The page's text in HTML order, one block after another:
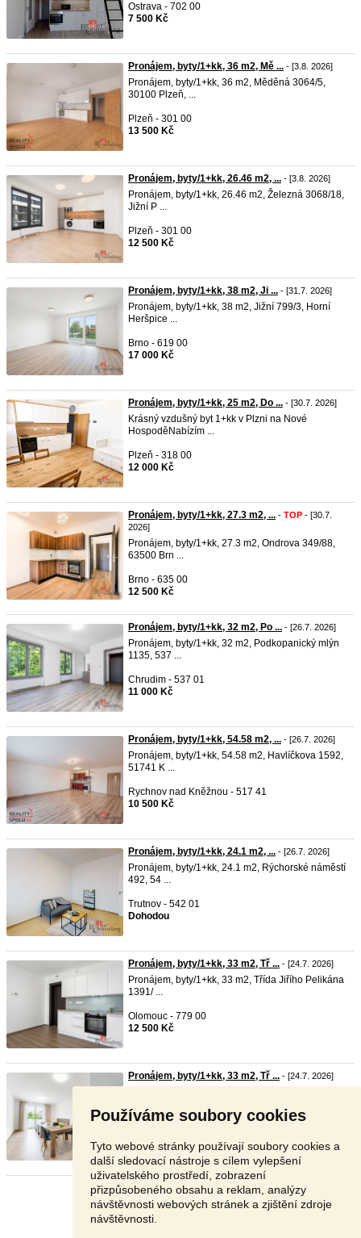
Používáme soubory cookies
Tyto webové stránky používají soubory cookies a
další sledovací nástroje s cílem vylepšení
uživatelského prostředí, zobrazení
přizpůsobeného obsahu a reklam, analýzy
návštěvnosti webových stránek a zjištění zdroje
návštěvnosti.
Ostrava - 702 00
7 500 Kč
Pronájem, byty/1+kk, 36 m2, Mě ... - [3.8. 2026]
Pronájem, byty/1+kk, 36 m2, Měděná 3064/5,
30100 Plzeň, ...
Plzeň - 301 00
13 500 Kč
Pronájem, byty/1+kk, 26.46 m2, ... - [3.8. 2026]
Pronájem, byty/1+kk, 26.46 m2, Železná 3068/18,
Jižní P ...
Plzeň - 301 00
12 500 Kč
Pronájem, byty/1+kk, 38 m2, Ji ... - [31.7. 2026]
Pronájem, byty/1+kk, 38 m2, Jižní 799/3, Horní
Heršpice ...
Brno - 619 00
17 000 Kč
Pronájem, byty/1+kk, 25 m2, Do ... - [30.7. 2026]
Krásný vzdušný byt 1+kk v Plzni na Nové
HospoděNabízím ...
Plzeň - 318 00
12 000 Kč
Pronájem, byty/1+kk, 27.3 m2, ... - TOP - [30.7.
2026]
Pronájem, byty/1+kk, 27.3 m2, Ondrova 349/88,
63500 Brn ...
Brno - 635 00
12 500 Kč
Pronájem, byty/1+kk, 32 m2, Po ... - [26.7. 2026]
Pronájem, byty/1+kk, 32 m2, Podkopanický mlýn
1135, 537 ...
Chrudim - 537 01
11 000 Kč
Pronájem, byty/1+kk, 54.58 m2, ... - [26.7. 2026]
Pronájem, byty/1+kk, 54.58 m2, Havlíčkova 1592,
51741 K ...
Rychnov nad Kněžnou - 517 41
10 500 Kč
Pronájem, byty/1+kk, 24.1 m2, ... - [26.7. 2026]
Pronájem, byty/1+kk, 24.1 m2, Rýchorské náměstí
492, 54 ...
Trutnov - 542 01
Dohodou
Pronájem, byty/1+kk, 33 m2, Tř ... - [24.7. 2026]
Pronájem, byty/1+kk, 33 m2, Třída Jiřího Pelikána
1391/ ...
Olomouc - 779 00
12 500 Kč
Pronájem, byty/1+kk, 33 m2, Tř ... - [24.7. 2026]
13 500 Kč
Stránka: 1 2 Další